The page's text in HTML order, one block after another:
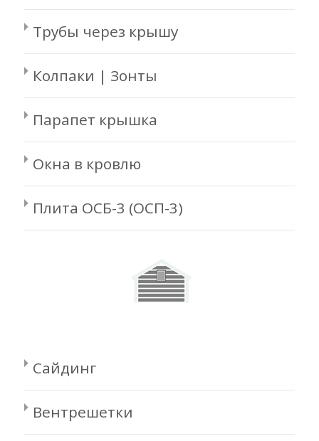
Трубы через крышу
Колпаки | Зонты
Парапет крышка
Окна в кровлю
Плита ОСБ-3 (ОСП-3)
Сайдинг
Вентрешетки